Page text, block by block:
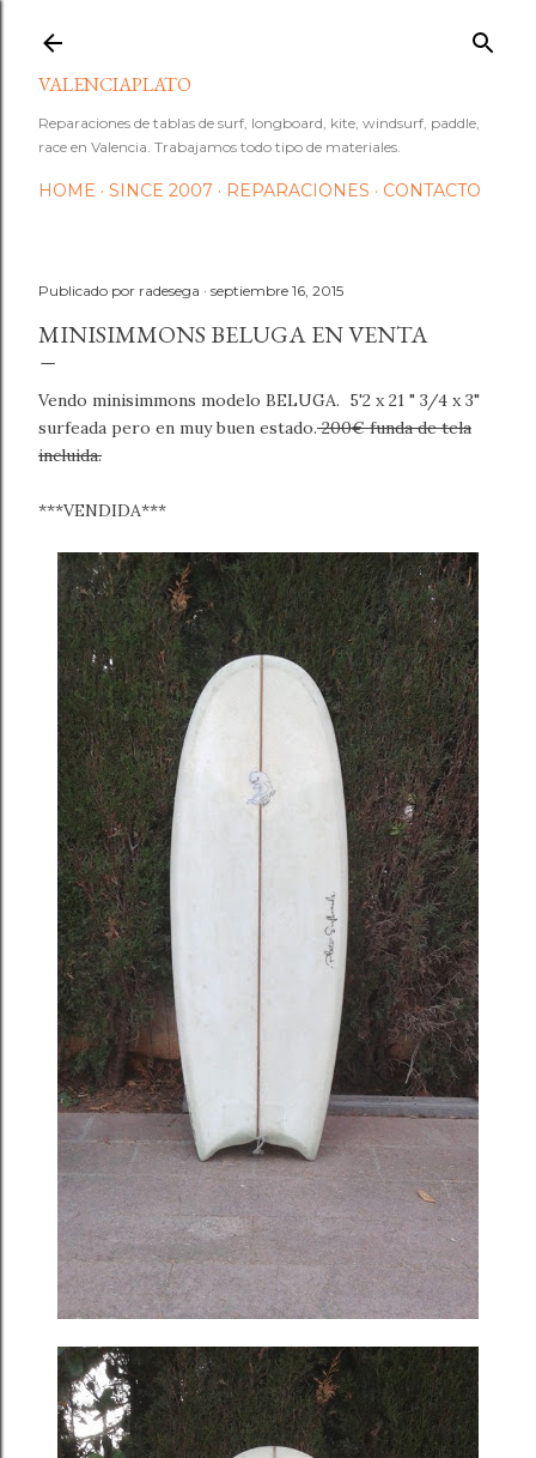
VALENCIAPLATO
Reparaciones de tablas de surf, longboard, kite, windsurf, paddle,
race en Valencia. Trabajamos todo tipo de materiales.
HOME SINCE 2007 REPARACIONES CONTACTO
Publicado por radesega septiembre 16, 2015
MINISIMMONS BELUGA EN VENTA
Vendo minisimmons modelo BELUGA. 5'2 x 21 " 3/4 x 3"
surfeada pero en muy buen estado.200€ funda de tela
incluida.
***VENDIDA***